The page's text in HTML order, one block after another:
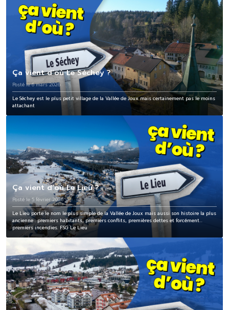
Ça vient d’où Le Séchey ?
Posté le 6 mars 2026
Le Séchey est le plus petit village de la Vallée de Joux mais certainement pas le moins
attachant
Ça vient d’où Le Lieu ?
Posté le 5 février 2026
Le Lieu porte le nom le plus simple de la Vallée de Joux mais aussi son histoire la plus
ancienne : premiers habitants, premiers conflits, premières dettes et forcément...
premiers incendies. FSG Le Lieu